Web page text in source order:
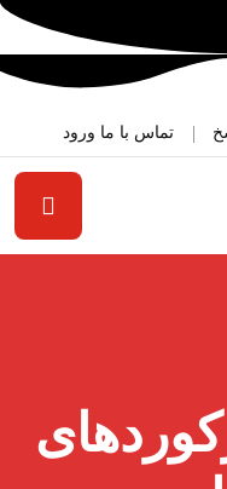
تماس با ما ورود